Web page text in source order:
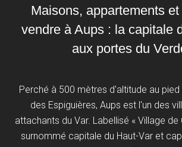
Maisons, appartements
vendre à Aups : la capitale
aux portes du
Perché à 500 mètres d'altitude au
des Espiguières, Aups est l'un des
attachants du Var. Labellisé « Village de
surnommé capitale du Haut-Var et